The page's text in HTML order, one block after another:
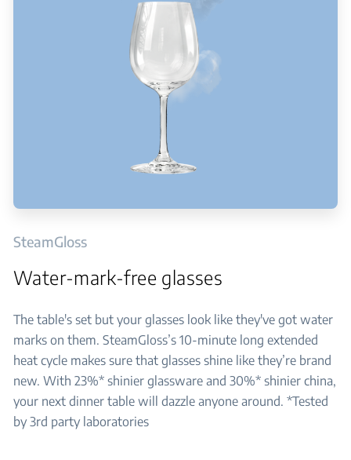
SteamGloss
Water-mark-free glasses
The table's set but your glasses look like they've got water
marks on them. SteamGloss’s 10-minute long extended
heat cycle makes sure that glasses shine like they’re brand
new. With 23%* shinier glassware and 30%* shinier china,
your next dinner table will dazzle anyone around. *Tested
by 3rd party laboratories